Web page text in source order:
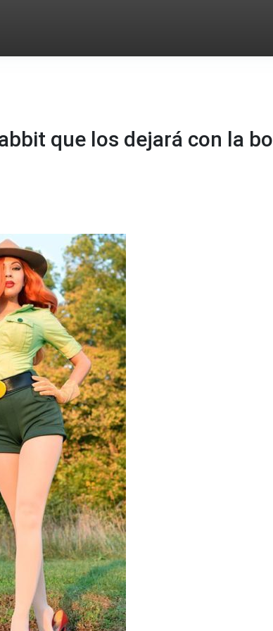
que los dejará con la